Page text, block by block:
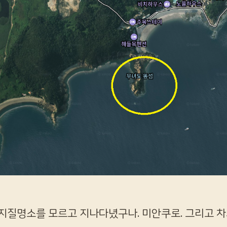
질명소를 모르고 지나다녔구나. 미안쿠로. 그리고